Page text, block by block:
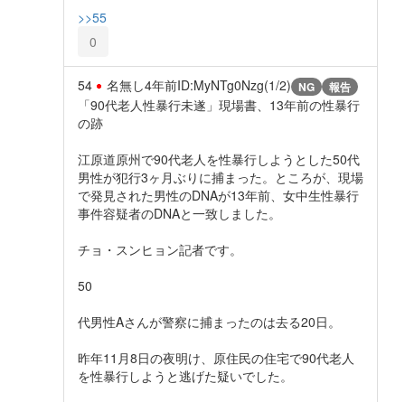
>>55
0
54 名無し4年前ID:MyNTg0Nzg(1/2) NG 報告
「90代老人性暴行未遂」現場書、13年前の性暴行
の跡
江原道原州で90代老人を性暴行しようとした50代
男性が犯行3ヶ月ぶりに捕まった。ところが、現場
で発見された男性のDNAが13年前、女中生性暴行
事件容疑者のDNAと一致しました。
チョ・スンヒョン記者です。
50
代男性Aさんが警察に捕まったのは去る20日。
昨年11月8日の夜明け、原住民の住宅で90代老人
を性暴行しようと逃げた疑いでした。